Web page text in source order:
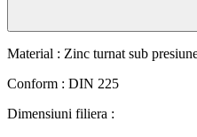
Material : Zinc turnat sub
Conform : DIN 225
Dimensiuni filiera :